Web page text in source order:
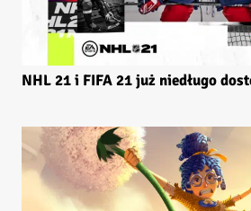
NHL 21 i FIFA 21 już niedługo